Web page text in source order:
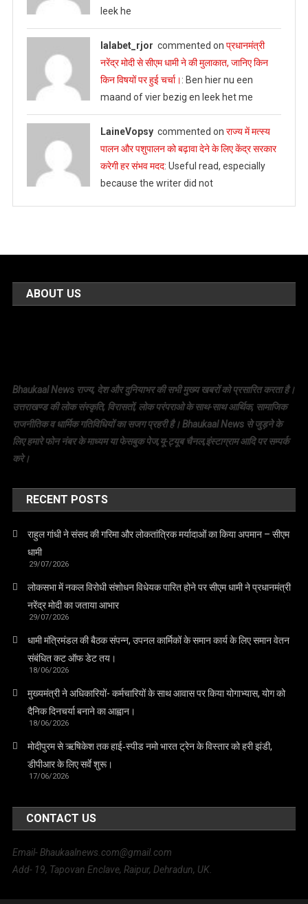
leek he
lalabet_rjor commented onप्रधानमंत्री
नरेंद्र मोदी से सीएम धामी ने की मुलाकात, जानिए किन
किन विषयों पर हुई चर्चा।: Ben hier nu een
maand of vier bezig en leek het me
LaineVopsy commented onराज्य में मत्स्य
पालन और पशुपालन को बढ़ावा देने के लिए केंद्र सरकार
करेगी हर संभव मदद: Useful read, especially
because the writer did not
ABOUT US
Bhaukaal News राज्य, देश और दुनियाभर की सभी मुख्य खबरों को प्रसारित करता है।
उत्तराखण्ड की लोक संस्कृति, विरासतों, लोक परंपराओ के साथ-साथ आर्थिक, सामाजिक
राजनीतिक व धार्मिक गतिविधियों का सजग प्रहरी है। Bhaukaal News से जुड़ने के
लिए हमारे फोन नंबर के माध्यम या फेसबुक पेज,यू-ट्यूब चैनल,इंस्टाग्राम आदि पर सम्पर्क
करे।
RECENT POSTS
राहुल गांधी ने संसद की गरिमा और लोकतांत्रिक मर्यादाओं का किया अपमान – सीएम
धामी
29/07/2026
लोकसभा में नकल विरोधी संशोधन विधेयक पारित होने पर सीएम धामी ने प्रधानमंत्री
नरेंद्र मोदी का जताया आभार
29/07/2026
धामी मंत्रिमंडल की बैठक संपन्न, उपनल कार्मिकों के समान कार्य के लिए समान वेतन
संबंधित कट ऑफ डेट तय।
18/06/2026
मुख्यमंत्री ने अधिकारियों- कर्मचारियों के साथ आवास पर किया योगाभ्यास, योग को
दैनिक दिनचर्या बनाने का आह्वान।
18/06/2026
मोदीपुरम से ऋषिकेश तक हाई‑स्पीड नमो भारत ट्रेन के विस्तार को हरी झंडी,
डीपीआर के लिए सर्वे शुरू।
17/06/2026
CONTACT US
Email- Bhaukaalnews.com@gmail.com
Add- 19, Tapovan Enclave, Raipur, Dehradun, UK.